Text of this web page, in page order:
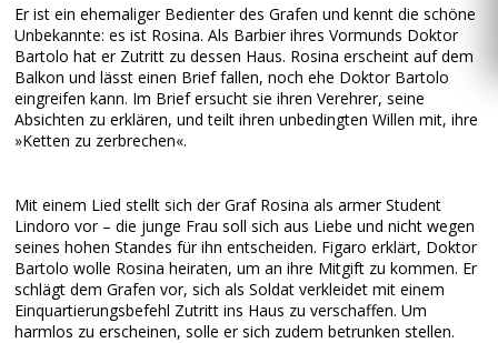
Er ist ein ehemaliger Bedienter des Grafen und kennt die schöne
Unbekannte: es ist Rosina. Als Barbier ihres Vormunds Doktor
Bartolo hat er Zutritt zu dessen Haus. Rosina erscheint auf dem
Balkon und lässt einen Brief fallen, noch ehe Doktor Bartolo
eingreifen kann. Im Brief ersucht sie ihren Verehrer, seine
Absichten zu erklären, und teilt ihren unbedingten Willen mit, ihre
»Ketten zu zerbrechen«.
Mit einem Lied stellt sich der Graf Rosina als armer Student
Lindoro vor – die junge Frau soll sich aus Liebe und nicht wegen
seines hohen Standes für ihn entscheiden. Figaro erklärt, Doktor
Bartolo wolle Rosina heiraten, um an ihre Mitgift zu kommen. Er
schlägt dem Grafen vor, sich als Soldat verkleidet mit einem
Einquartierungsbefehl Zutritt ins Haus zu verschaffen. Um
harmlos zu erscheinen, solle er sich zudem betrunken stellen.